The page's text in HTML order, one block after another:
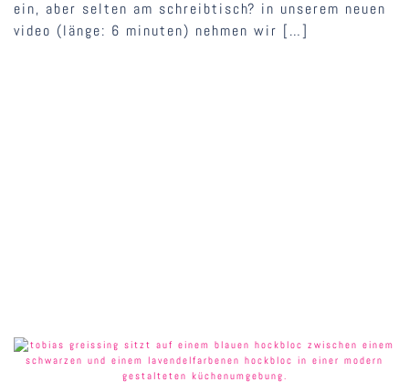
ein, aber selten am schreibtisch? in unserem neuen
video (länge: 6 minuten) nehmen wir […]